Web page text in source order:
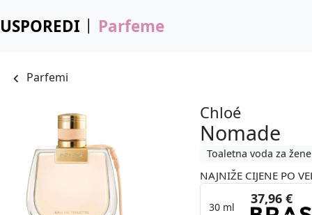
USPOREDI Parfeme
Parfemi
Chloé
Nomade
Toaletna voda za žene
NAJNIŽE CIJENE PO
30 ml
37,96 €